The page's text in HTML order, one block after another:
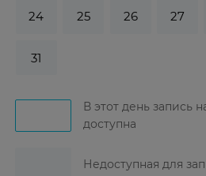
24 25 26 27
31
В этот день запись
доступна
Недоступная для